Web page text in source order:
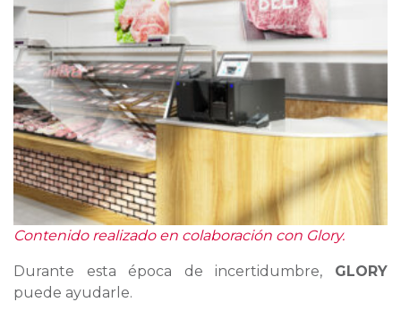
Contenido realizado en colaboración con Glory.
Durante esta época de incertidumbre, GLORY
puede ayudarle.